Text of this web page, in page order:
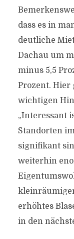
dass es in
deutliche
Dachau um
minus 5,5
Prozent. Hier
wichtigen
„Interessant
Standorten
signifikant
weiterhin
erhöhtes
in den